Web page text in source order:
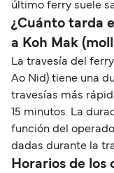
último ferry suele
¿Cuánto tarda
a Koh Mak
La travesía del ferry
Ao Nid) tiene una
travesías más
15 minutos. La
función del
dadas durante la
Horarios de los